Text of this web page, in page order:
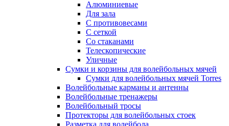
Алюминиевые
Для зала
С противовесами
С сеткой
Со стаканами
Телескопические
Уличные
Сумки и корзины для волейбольных мячей
Сумки для волейбольных мячей Torres
Волейбольные карманы и антенны
Волейбольные тренажеры
Волейбольный тросы
Протекторы для волейбольных стоек
Разметка для волейбола